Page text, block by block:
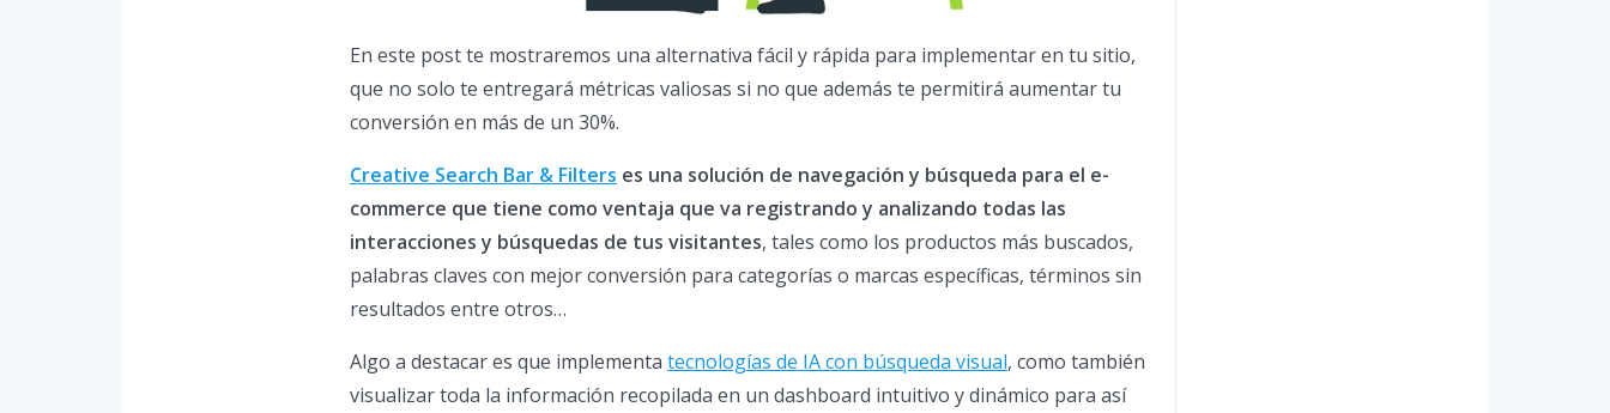
En este post te mostraremos una alternativa fácil y rápida para implementar en tu sitio,
que no solo te entregará métricas valiosas si no que además te permitirá aumentar tu
conversión en más de un 30%.
Creative Search Bar & Filters es una solución de navegación y búsqueda para el e-
commerce que tiene como ventaja que va registrando y analizando todas las
interacciones y búsquedas de tus visitantes, tales como los productos más buscados,
palabras claves con mejor conversión para categorías o marcas específicas, términos sin
resultados entre otros…
Algo a destacar es que implementa tecnologías de IA con búsqueda visual, como también
visualizar toda la información recopilada en un dashboard intuitivo y dinámico para así